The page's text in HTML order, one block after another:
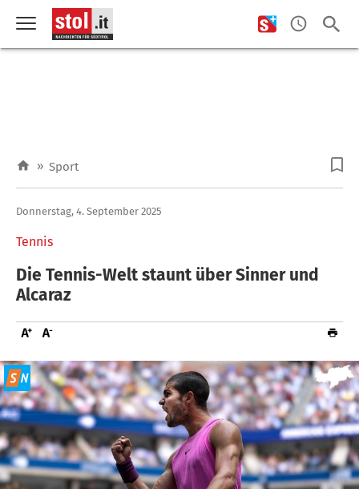
» Sport
Tennis
Donnerstag, 4. September 2025
Die Tennis-Welt staunt über Sinner und
Alcaraz